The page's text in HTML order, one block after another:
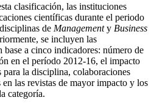
clasificación, las instituciones
científicas durante el periodo
de Managementy Business
se incluyen las
a cinco indicadores: número de
en el período 2012-16, el impacto
para la disciplina, colaboraciones
las revistas de mayor impacto y los
categoría.